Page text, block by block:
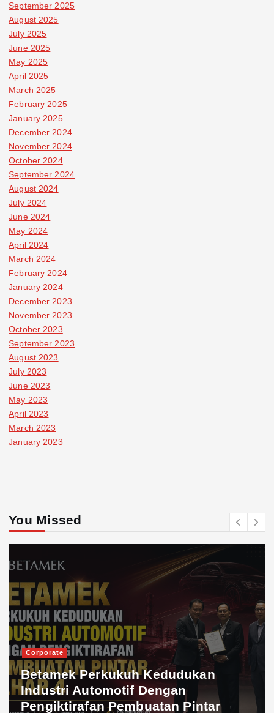
September 2025
August 2025
July 2025
June 2025
May 2025
April 2025
March 2025
February 2025
January 2025
December 2024
November 2024
October 2024
September 2024
August 2024
July 2024
June 2024
May 2024
April 2024
March 2024
February 2024
January 2024
December 2023
November 2023
October 2023
September 2023
August 2023
July 2023
June 2023
May 2023
April 2023
March 2023
January 2023
You Missed
Corporate
Betamek Perkukuh Kedudukan
Industri Automotif Dengan
Pengiktirafan Pembuatan Pintar